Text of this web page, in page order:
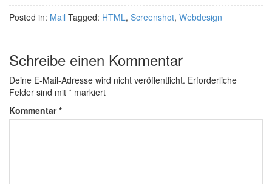
Posted in: Mail Tagged: HTML, Screenshot, Webdesign
Schreibe einen Kommentar
Deine E-Mail-Adresse wird nicht veröffentlicht. Erforderliche
Felder sind mit * markiert
Kommentar*